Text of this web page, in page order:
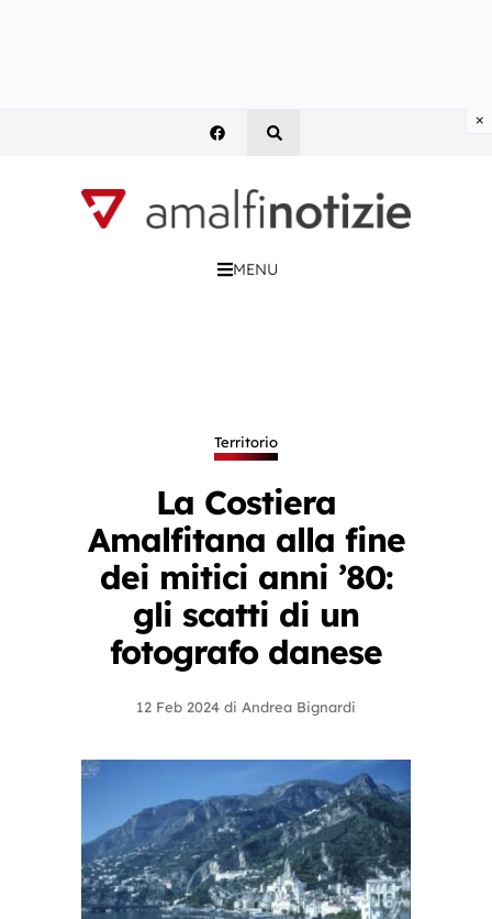
MENU
Territorio
La Costiera
Amalfitana alla fine
dei mitici anni ’80:
gli scatti di un
fotografo danese
12 Feb 2024 di Andrea Bignardi
×